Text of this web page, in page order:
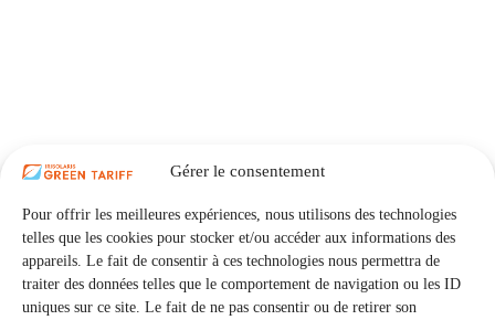
Gérer le consentement
Pour offrir les meilleures expériences, nous utilisons des technologies
telles que les cookies pour stocker et/ou accéder aux informations des
appareils. Le fait de consentir à ces technologies nous permettra de
traiter des données telles que le comportement de navigation ou les ID
uniques sur ce site. Le fait de ne pas consentir ou de retirer son